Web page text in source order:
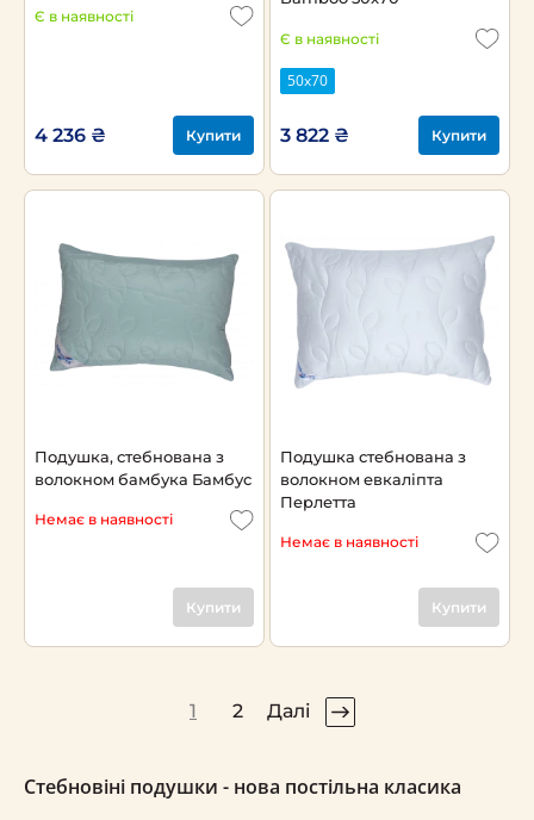
Є в наявності
4 236 ₴ Купити
Є в наявності
50х70
3 822 ₴ Купити
Подушка, стебнована з
волокном бамбука Бамбус
Немає в наявності
Купити
Подушка стебнована з
волокном евкаліпта
Перлетта
Немає в наявності
Купити
1 2 Далі
Стебновіні подушки - нова постільна класика